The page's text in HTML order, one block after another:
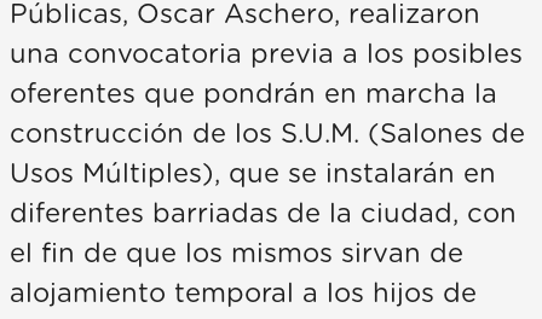
Públicas, Oscar Aschero, realizaron
una convocatoria previa a los posibles
oferentes que pondrán en marcha la
construcción de los S.U.M. (Salones de
Usos Múltiples), que se instalarán en
diferentes barriadas de la ciudad, con
el fin de que los mismos sirvan de
alojamiento temporal a los hijos de